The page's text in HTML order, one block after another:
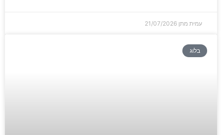
עמית מתן 21/07/2026
בלוג